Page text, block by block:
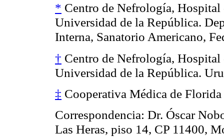
* Centro de Nefrología,
Universidad de la República.
Interna, Sanatorio Americano,
† Centro de Nefrología,
Universidad de la República.
‡ Cooperativa Médica de
Correspondencia: Dr. Óscar
Las Heras, piso 14, CP 11400,